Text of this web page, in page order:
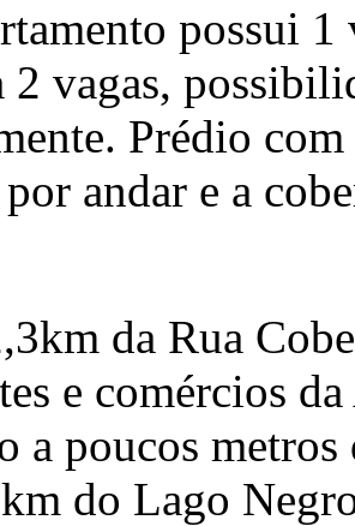
possui 1
2 vagas,
Prédio
andar e a
da Rua
e comércios
a poucos
do Lago